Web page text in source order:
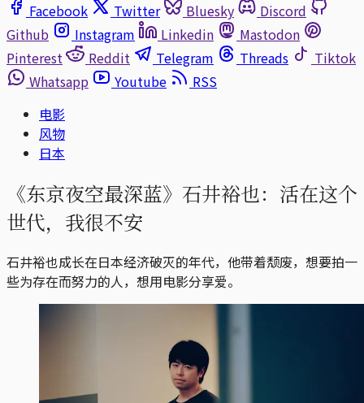
Facebook
Twitter Bluesky
Discord
Github
Instagram Linkedin
Mastodon
Pinterest
Reddit Telegram Threads
Tiktok
Whatsapp
Youtube
RSS
电影
风物
日本
《东京夜空最深蓝》石井裕也：活在这个
世代，我很不安
石井裕也成长在日本经济破灭的年代，他带着颓废，想要拍一
些为存在而努力的人，想用电影分享爱。